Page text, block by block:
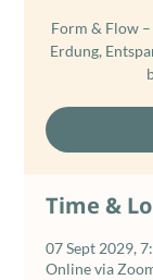
Form & Flow
Erdung,
Time &
07 Sept 2029,
Online via